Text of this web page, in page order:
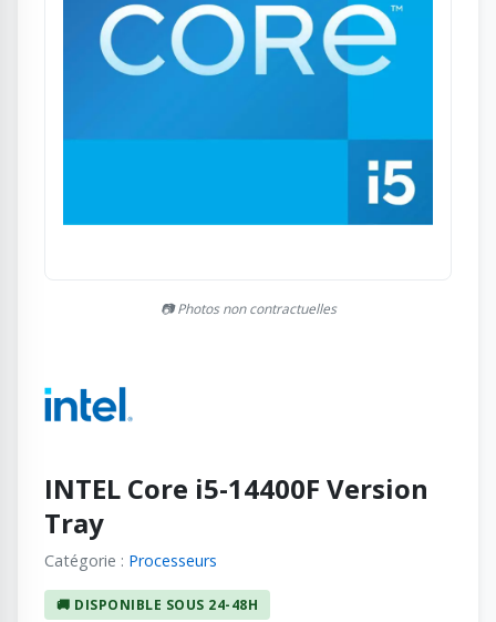
📷 Photos non contractuelles
INTEL Core i5-14400F Version
Tray
Catégorie : Processeurs
🚚 DISPONIBLE SOUS 24-48H